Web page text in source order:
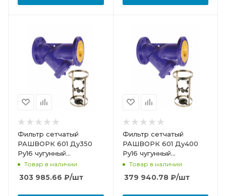
Фильтр сетчатый
РАШВОРК 601 Ду350
Ру16 чугунный
фланцевый со сливной
пробкой и магнитной
вставкой
Товар в наличии
303 985.66 ₽/шт
Фильтр сетчатый
РАШВОРК 601 Ду400
Ру16 чугунный
фланцевый со сливной
пробкой и магнитной
вставкой
Товар в наличии
379 940.78₽/шт